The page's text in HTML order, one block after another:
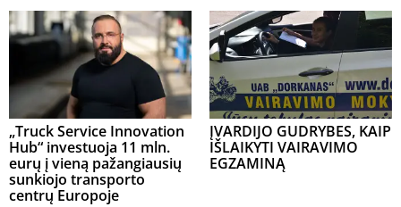
„Truck Service Innovation
Hub“ investuoja 11 mln.
eurų į vieną pažangiausių
sunkiojo transporto
centrų Europoje
ĮVARDIJO GUDRYBES, KAIP
IŠLAIKYTI VAIRAVIMO
EGZAMINĄ